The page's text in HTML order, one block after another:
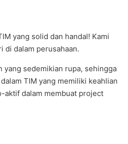
yang solid dan handal! Kami
di dalam perusahaan.
yang sedemikian rupa, sehingga
TIM yang memiliki keahlian
aktif dalam membuat project